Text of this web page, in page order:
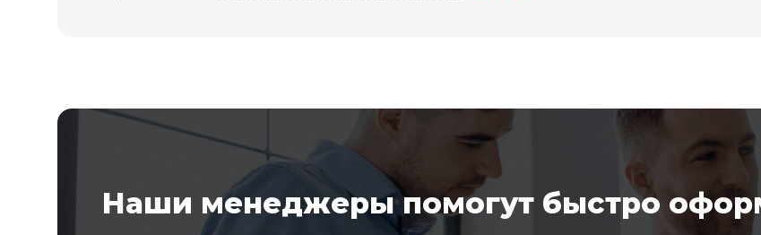
Наши менеджеры помогут быстро